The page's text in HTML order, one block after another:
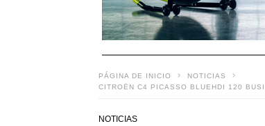
PÁGINA DE INICIO
NOTICIAS
CITROËN C4 PICASSO BLUEHDI 120
NOTICIAS